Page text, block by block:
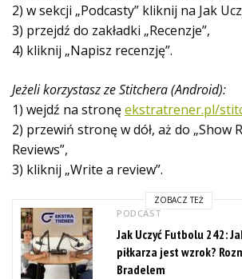
2) w sekcji „Podcasty” kliknij na Jak
3) przejdź do zakładki „Recenzje”,
4) kliknij „Napisz recenzję”.
Jeżeli korzystasz ze Stitchera (Android):
1) wejdź na stronęekstratrener.pl/
2) przewiń stronę w dół, aż do „Show
Reviews”,
3) kliknij „Write a review”.
ZOBACZ TEŻ
PODCAST
Jak Uczyć Futbolu 242:
piłkarza jest wzrok?
Bradelem